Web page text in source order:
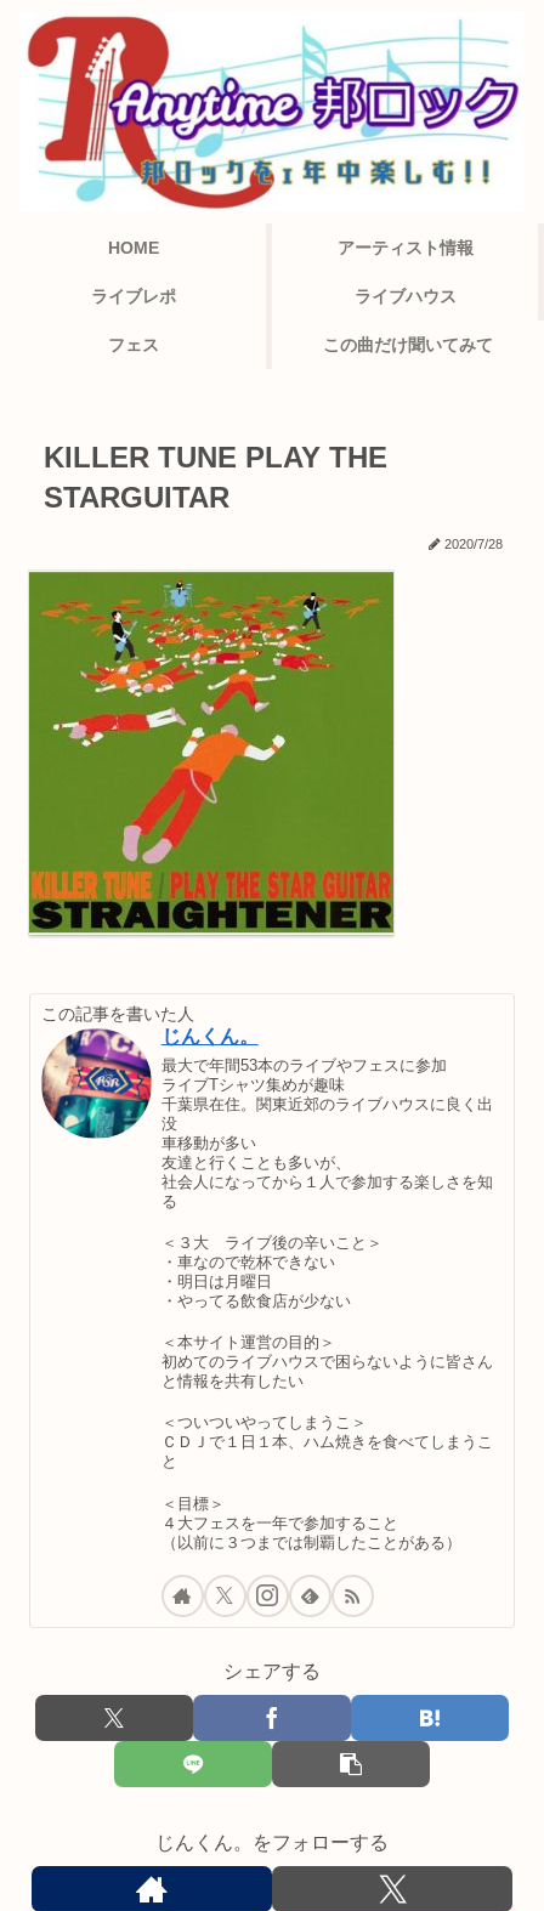
HOME アーティスト情報
ライブレポ ライブハウス
フェス この曲だけ聞いてみて
KILLER TUNE PLAY THE
STARGUITAR
2020/7/28
この記事を書いた人
じんくん。
最大で年間53本のライブやフェスに参加
ライブTシャツ集めが趣味
千葉県在住。関東近郊のライブハウスに良く出
没
車移動が多い
友達と行くことも多いが、
社会人になってから１人で参加する楽しさを知
る
＜３大 ライブ後の辛いこと＞
・車なので乾杯できない
・明日は月曜日
・やってる飲食店が少ない
＜本サイト運営の目的＞
初めてのライブハウスで困らないように皆さん
と情報を共有したい
＜ついついやってしまうこ＞
ＣＤＪで１日１本、ハム焼きを食べてしまうこ
と
＜目標＞
４大フェスを一年で参加すること
（以前に３つまでは制覇したことがある）
シェアする
じんくん。をフォローする